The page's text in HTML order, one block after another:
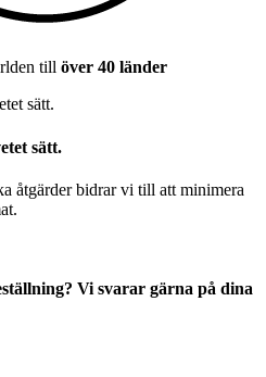
till över 40 länder
sätt.
åtgärder bidrar vi till att minimera
Vi svarar gärna på dina